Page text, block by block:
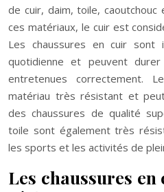
de cuir, daim, toile, caoutchouc
ces matériaux, le cuir est
Les chaussures en cuir sont
quotidienne et peuvent
entretenues correctement.
matériau très résistant et
des chaussures de qualité
toile sont également très
les sports et les activités de
Les chaussures